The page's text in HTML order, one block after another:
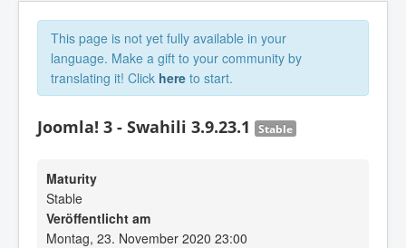
This page is not yet fully available in your
language. Make a gift to your community by
translating it! Click here to start.
Joomla! 3 - Swahili 3.9.23.1 Stable
Maturity
Stable
Veröffentlicht am
Montag, 23. November 2020 23:00